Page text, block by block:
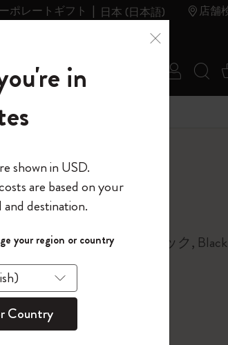
ポレートギフト 日本 (日本語) 店舗
リ
ール
ログイ
へようこそ
報を保存する
検
バックパック
ックコレクション、ブラック, Black
選択済
したカラー
界へようこそ
録して、コード
」を入力すると、初
＋送料無料になり
ウトレット品は
外。
in
shown in USD.
are based on your
destination.
your region or country
Country